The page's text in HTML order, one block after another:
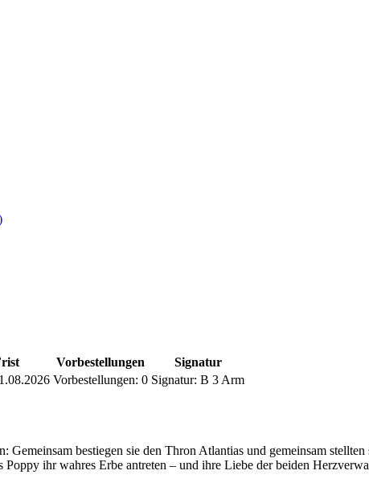
Vorbestellungen
Signatur
Vorbestellungen: 0 Signatur: B 3 Arm
Gemeinsam bestiegen sie den Thron Atlantias und gemeinsam
ihr wahres Erbe antreten – und ihre Liebe der beiden